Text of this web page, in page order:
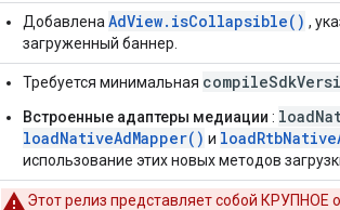
Добавлена AdView.isCollapsible() ,
загруженный баннер.
Требуется минимальная
Встроенные адаптеры медиации :
loadNativeAdMapper() и
использование этих новых методов
Этот релиз представляет собой